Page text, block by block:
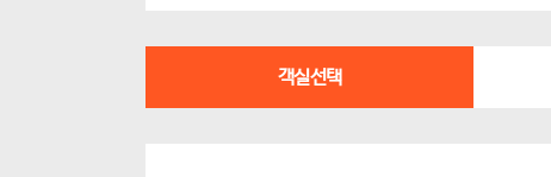
객실선택